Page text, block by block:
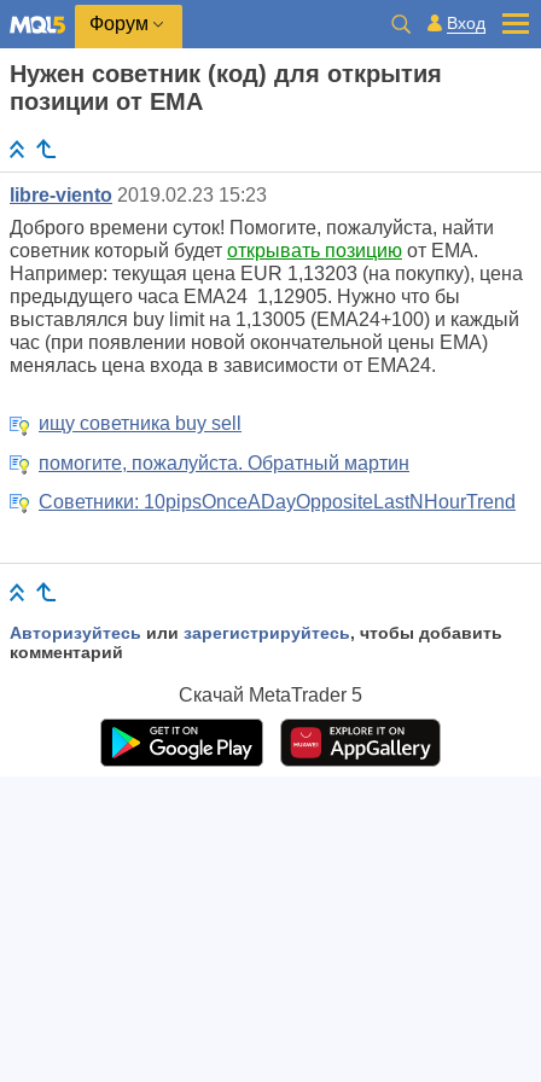
Форум Вход
Нужен советник (код) для открытия
позиции от ЕМА
libre-viento 2019.02.23 15:23
Доброго времени суток! Помогите, пожалуйста, найти
советник который будет открывать позицию от ЕМА.
Например: текущая цена EUR 1,13203 (на покупку), цена
предыдущего часа ЕМА24 1,12905. Нужно что бы
выставлялся buy limit на 1,13005 (ЕМА24+100) и каждый
час (при появлении новой окончательной цены ЕМА)
менялась цена входа в зависимости от ЕМА24.
ищу советника buy sell
помогите, пожалуйста. Обратный мартин
Советники: 10pipsOnceADayOppositeLastNHourTrend
Авторизуйтесь или зарегистрируйтесь, чтобы добавить
комментарий
Скачай MetaTrader 5